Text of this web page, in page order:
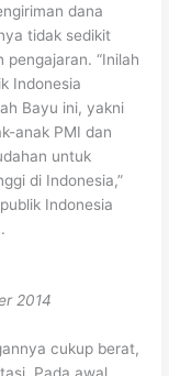
dana
tidak sedikit
“Inilah
Indonesia
Bayu ini, yakni
anak PMI dan
untuk
di Indonesia,”
Indonesia
2014
cukup berat,